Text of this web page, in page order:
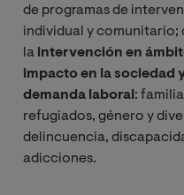
de programas de
individual y comunitario;
la intervención en
impacto en la sociedad
demanda laboral :
refugiados, género y
delincuencia,
adicciones.